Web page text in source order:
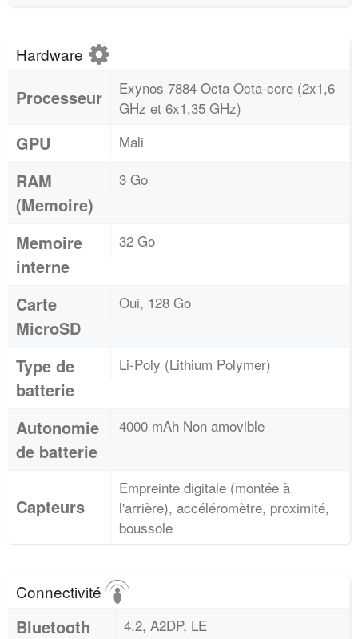
Hardware
Processeur
Exynos 7884 Octa Octa-core (2x1,6
GHz et 6x1,35 GHz)
GPU Mali
RAM
(Memoire)
3 Go
Memoire
interne
32 Go
Carte
MicroSD
Oui, 128 Go
Type de
batterie
Li-Poly (Lithium Polymer)
Autonomie
de batterie
4000 mAh Non amovible
Capteurs
Empreinte digitale (montée à
l'arrière), accéléromètre, proximité,
boussole
Connectivité
Bluetooth 4.2, A2DP, LE